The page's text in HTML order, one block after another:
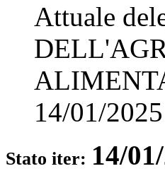
Attuale
14/01/2025
Stato iter: 14/